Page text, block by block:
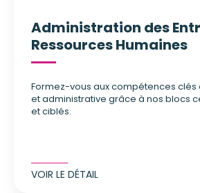
Administration des
Ressources Humaines
Formez-vous aux compétences clés
et administrative grâce à nos blocs
et ciblés.
VOIR LE DÉTAIL